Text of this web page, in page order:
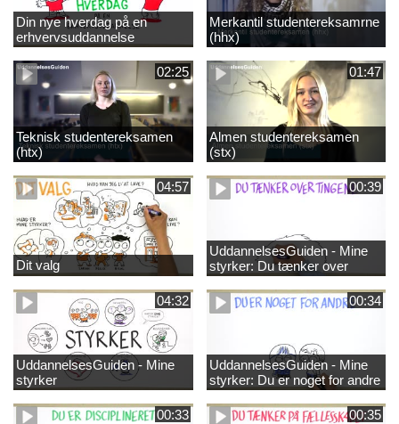
Din nye hverdag på en
erhvervsuddannelse
Merkantil studentereksamrne
(hhx)
02:25
Teknisk studentereksamen
(htx)
01:47
Almen studentereksamen
(stx)
04:57
Dit valg
00:39
UddannelsesGuiden - Mine
styrker: Du tænker over
tingene
04:32
UddannelsesGuiden - Mine
styrker
00:34
UddannelsesGuiden - Mine
styrker: Du er noget for andre
00:33 00:35